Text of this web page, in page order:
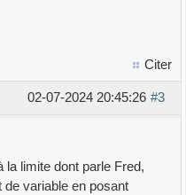
Citer
#3
02-07-2024 20:45:26
la limite dont parle Fred,
variable en posant